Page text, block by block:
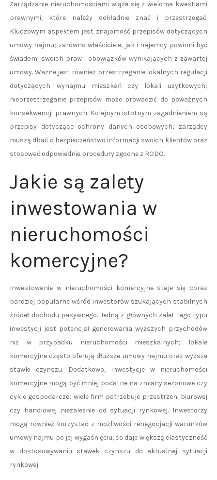
Zarządzanie nieruchomościami wiąże się z wieloma kwestiami
prawnymi, które należy dokładnie znać i przestrzegać.
Kluczowym aspektem jest znajomość przepisów dotyczących
umowy najmu; zarówno właściciele, jak i najemcy powinni być
świadomi swoich praw i obowiązków wynikających z zawartej
umowy. Ważne jest również przestrzeganie lokalnych regulacji
dotyczących wynajmu mieszkań czy lokali użytkowych;
nieprzestrzeganie przepisów może prowadzić do poważnych
konsekwencji prawnych. Kolejnym istotnym zagadnieniem są
przepisy dotyczące ochrony danych osobowych; zarządcy
muszą dbać o bezpieczeństwo informacji swoich klientów oraz
stosować odpowiednie procedury zgodne z RODO.
Jakie są zalety
inwestowania w
nieruchomości
komercyjne?
Inwestowanie w nieruchomości komercyjne staje się coraz
bardziej popularne wśród inwestorów szukających stabilnych
źródeł dochodu pasywnego. Jedną z głównych zalet tego typu
inwestycji jest potencjał generowania wyższych przychodów
niż w przypadku nieruchomości mieszkalnych; lokale
komercyjne często oferują dłuższe umowy najmu oraz wyższe
stawki czynszu. Dodatkowo, inwestycje w nieruchomości
komercyjne mogą być mniej podatne na zmiany sezonowe czy
cykle gospodarcze; wiele firm potrzebuje przestrzeni biurowej
czy handlowej niezależnie od sytuacji rynkowej. Inwestorzy
mogą również korzystać z możliwości renegocjacji warunków
umowy najmu po jej wygaśnięciu, co daje większą elastyczność
w dostosowywaniu stawek czynszu do aktualnej sytuacji
rynkowej.